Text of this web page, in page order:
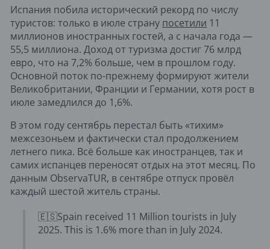
Испания побила исторический рекорд по числу
туристов: только в июле страну посетили 11
миллионов иностранных гостей, а с начала года —
55,5 миллиона. Доход от туризма достиг 76 млрд
евро, что на 7,2% больше, чем в прошлом году.
Основной поток по-прежнему формируют жители
Великобритании, Франции и Германии, хотя рост в
июле замедлился до 1,6%.
В этом году сентябрь перестал быть «тихим»
межсезоньем и фактически стал продолжением
летнего пика. Всё больше как иностранцев, так и
самих испанцев переносят отдых на этот месяц. По
данным ObservaTUR, в сентябре отпуск провёл
каждый шестой житель страны.
🇪🇸Spain received 11 Million tourists in July
2025. This is 1.6% more than in July 2024.